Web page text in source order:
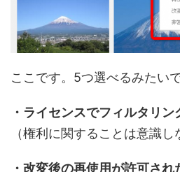
ここです。5つ選べるみたい
・ライセンスでフィルタリン
（権利に関することは意識し
・改変後の再使用が許可され